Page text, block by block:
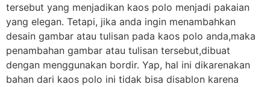
tersebut yang menjadikan kaos polo menjadi pakaian
yang elegan. Tetapi, jika anda ingin menambahkan
desain gambar atau tulisan pada kaos polo anda,maka
penambahan gambar atau tulisan tersebut,dibuat
dengan menggunakan bordir. Yap, hal ini dikarenakan
bahan dari kaos polo ini tidak bisa disablon karena